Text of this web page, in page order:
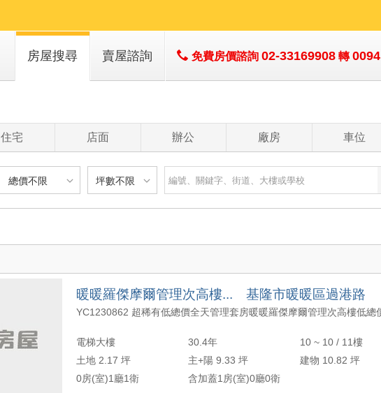
房屋搜尋 賣屋諮詢 免費房價諮詢 02-33169908 轉0094
住宅 店面 辦公 廠房 車位
總價不限
900 萬以下
900 萬 - 1200 萬
1200 萬 - 1500 萬
1500 萬 - 2500 萬
2500 萬 - 4000 萬
坪數不限
坪數不限
20 坪以下
20 坪 - 30 坪
40 坪 - 50 坪
5 年 - 10 年
10 年 - 20 年
20 年 - 30 年
年
2 - 6 樓
7 - 12 樓
13 樓以上
- 樓
3 房
4 房
5 房以上
-
暖暖羅傑摩爾管理次高樓... 基隆市暖暖區過港路
電梯大樓 30.4年
10 ~ 10 / 11樓
土地 2.17 坪
主+陽 9.33 坪
建物 10.82 坪
0房(室)1廳1衛
含加蓋1房(室)0廳0衛